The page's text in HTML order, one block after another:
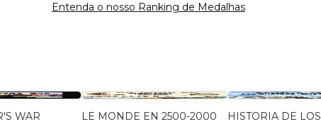
Entenda o nosso Ranking de Medalhas
WAR
LE MONDE EN 2500-2000
HISTORIA DE LOS